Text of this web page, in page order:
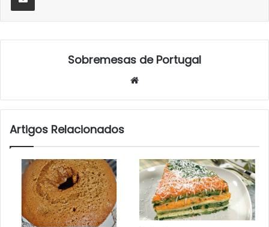
Sobremesas de Portugal
Artigos Relacionados